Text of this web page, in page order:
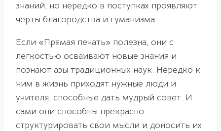
знаний, но нередко в поступках проявляют
черты благородства и гуманизма.
Если «Прямая печать» полезна, они с
легкостью осваивают новые знания и
познают азы традиционных наук. Нередко к
ним в жизнь приходят нужные люди и
учителя, способные дать мудрый совет. И
сами они способны прекрасно
структурировать свои мысли и доносить их